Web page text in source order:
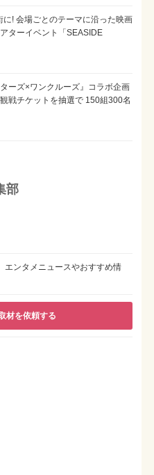
! 会場ごとのテーマに沿った映画
ターイベント「SEASIDE
ーズ×ワンクルーズ』コラボ企画
戦チケットを抽選で 150組300名
部
エンタメニュースやおすすめ情
材を依頼する